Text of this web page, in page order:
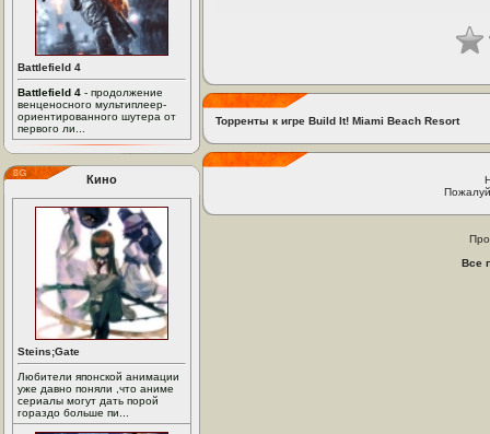
Battlefield 4
Battlefield 4 - продолжение
венценосного мультиплеер-
ориентированного шутера от
первого ли...
Кино
Steins;Gate
Любители японской анимации
уже давно поняли ,что аниме
сериалы могут дать порой
гораздо больше пи...
Торренты к игре Build It! Miami Beach Resort
Все